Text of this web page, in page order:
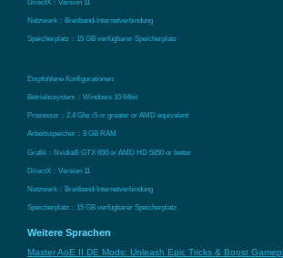
DirectX：Version 11
Netzwerk：Breitband-Internetverbindung
Speicherplatz：15 GB verfügbarer Speicherplatz
Empfohlene Konfigurationen:
Betriebssystem：Windows 10 64bit
Prozessor：2.4 Ghz i5 or greater or AMD equivalent
Arbeitsspeicher：8 GB RAM
Grafik：Nvidia® GTX 650 or AMD HD 5850 or better
DirectX：Version 11
Netzwerk：Breitband-Internetverbindung
Speicherplatz：15 GB verfügbarer Speicherplatz
Weitere Sprachen
Master AoE II DE Mods: Unleash Epic Tricks & Boost